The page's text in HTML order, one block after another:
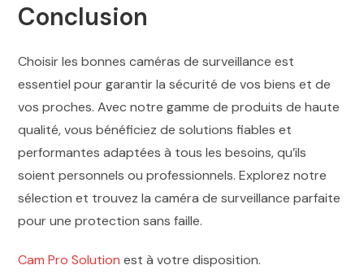
Conclusion
Choisir les bonnes caméras de surveillance est
essentiel pour garantir la sécurité de vos biens et de
vos proches. Avec notre gamme de produits de haute
qualité, vous bénéficiez de solutions fiables et
performantes adaptées à tous les besoins, qu’ils
soient personnels ou professionnels. Explorez notre
sélection et trouvez la caméra de surveillance parfaite
pour une protection sans faille.
Cam Pro Solution est à votre disposition.